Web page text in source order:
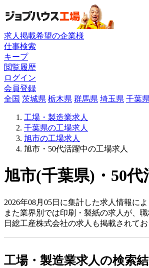
求人掲載希望の企業様
仕事検索
キープ
閲覧履歴
ログイン
会員登録
全国 茨城県 栃木県 群馬県 埼玉県 千葉県
工場・製造業求人
千葉県の工場求人
旭市の工場求人
旭市・50代活躍中の工場求人
旭市(千葉県)・50
2026年08月05日に集計した求人情報に
また業界別では印刷・製紙の求人が、
日総工産株式会社の求人も掲載されて
工場・製造業求人の検索